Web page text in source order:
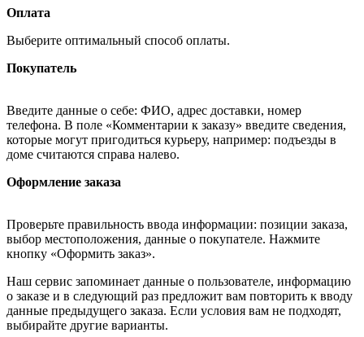
Оплата
Выберите оптимальный способ оплаты.
Покупатель
Введите данные о себе: ФИО, адрес доставки, номер
телефона. В поле «Комментарии к заказу» введите сведения,
которые могут пригодиться курьеру, например: подъезды в
доме считаются справа налево.
Оформление заказа
Проверьте правильность ввода информации: позиции заказа,
выбор местоположения, данные о покупателе. Нажмите
кнопку «Оформить заказ».
Наш сервис запоминает данные о пользователе, информацию
о заказе и в следующий раз предложит вам повторить к вводу
данные предыдущего заказа. Если условия вам не подходят,
выбирайте другие варианты.